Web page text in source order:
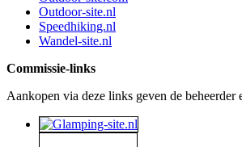
Outdoor-site.nl
Speedhiking.nl
Wandel-site.nl
Commissie-links
Aankopen via deze links geven de beheerder